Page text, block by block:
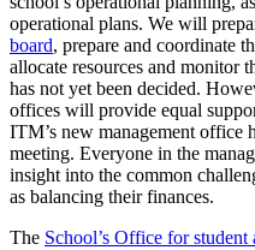
operational plans. We will
board, prepare and coordinate
allocate resources and monitor
has not yet been decided.
offices will provide equal
ITM’s new management office
meeting. Everyone in the
insight into the common
as balancing their finances.
The School’s Office for student